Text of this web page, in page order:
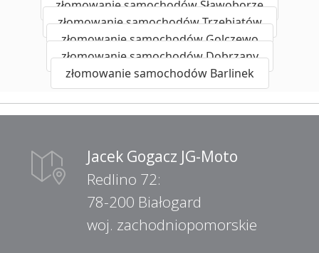
złomowanie samochodów Sławoborze
złomowanie samochodów Trzebiatów
złomowanie samochodów Golczewo
złomowanie samochodów Dobrzany
złomowanie samochodów Barlinek
Jacek Gogacz JG-Moto
Redlino 72:
78-200 Białogard
woj. zachodniopomorskie